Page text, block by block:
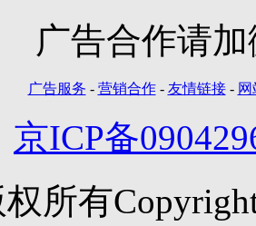
广告合作请加
广告服务 - 营销合作- 友情链接-
京ICP备
所有